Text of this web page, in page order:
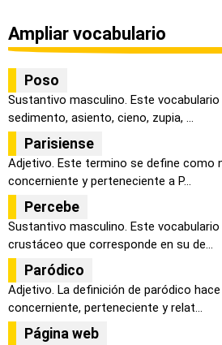
Ampliar vocabulario
Poso
Sustantivo masculino. Este
sedimento, asiento, cieno, zupia, ...
Parisiense
Adjetivo. Este termino se define como
concerniente y perteneciente a P...
Percebe
Sustantivo masculino. Este
crustáceo que corresponde en su de...
Paródico
Adjetivo. La definición de paródico
concerniente, perteneciente y relat...
Página web